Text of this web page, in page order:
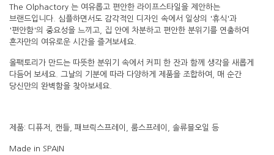
The Olphactory 는 여유롭고 편안한 라이프스타일을 제안하는
브랜드입니다. 심플하면서도 감각적인 디자인 속에서 일상의 '휴식'과
'편안함'의 중요성을 느끼고, 집 안에 차분하고 편안한 분위기를 연출하여
혼자만의 여유로운 시간을 즐겨보세요.
올팩토리가 만드는 따뜻한 분위기 속에서 커피 한 잔과 함께 생각을 새롭게
다듬어 보세요. 그날의 기분에 따라 다양하게 제품을 조합하여, 매 순간
당신만의 완벽함을 찾아보세요.
제품: 디퓨저, 캔들, 패브릭스프레이, 룸스프레이, 솔류블오일 등
Made in SPAIN